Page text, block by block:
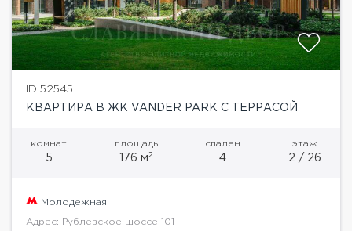
ID 52545
КВАРТИРА В ЖК VANDER PARK С ТЕРРАСОЙ
комнат
5
площадь
176 м2
спален
4
этаж
2 / 26
Молодежная
Адрес: Рублевское шоссе 101